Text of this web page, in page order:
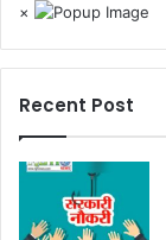
×
Recent Post